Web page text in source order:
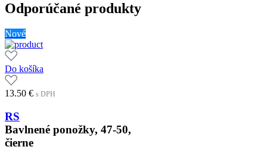
Odporúčané produkty
Nové
Do košíka
13.50 € s DPH
RS
Bavlnené ponožky, 47-50,
čierne